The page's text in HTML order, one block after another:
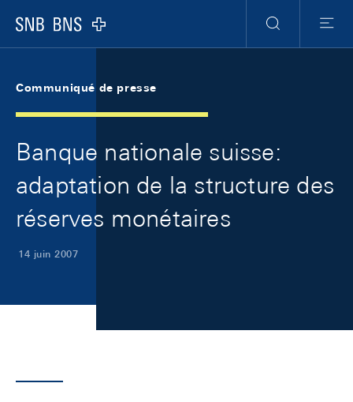
Logo
RechercheMenu
Communiqué de presse
Banque nationale suisse:
adaptation de la structure des
réserves monétaires
14 juin 2007